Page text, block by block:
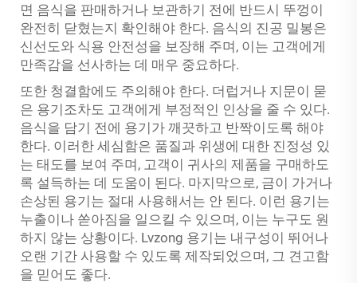
면 음식을 판매하거나 보관하기 전에 반드시 뚜껑이
완전히 닫혔는지 확인해야 한다. 음식의 진공 밀봉은
신선도와 식용 안전성을 보장해 주며, 이는 고객에게
만족감을 선사하는 데 매우 중요하다.
또한 청결함에도 주의해야 한다. 더럽거나 지문이 묻
은 용기조차도 고객에게 부정적인 인상을 줄 수 있다.
음식을 담기 전에 용기가 깨끗하고 반짝이도록 해야
한다. 이러한 세심함은 품질과 위생에 대한 진정성 있
는 태도를 보여 주며, 고객이 귀사의 제품을 구매하도
록 설득하는 데 도움이 된다. 마지막으로, 금이 가거나
손상된 용기는 절대 사용해서는 안 된다. 이런 용기는
누출이나 쏟아짐을 일으킬 수 있으며, 이는 누구도 원
하지 않는 상황이다. Lvzong 용기는 내구성이 뛰어나
오랜 기간 사용할 수 있도록 제작되었으며, 그 견고함
을 믿어도 좋다.